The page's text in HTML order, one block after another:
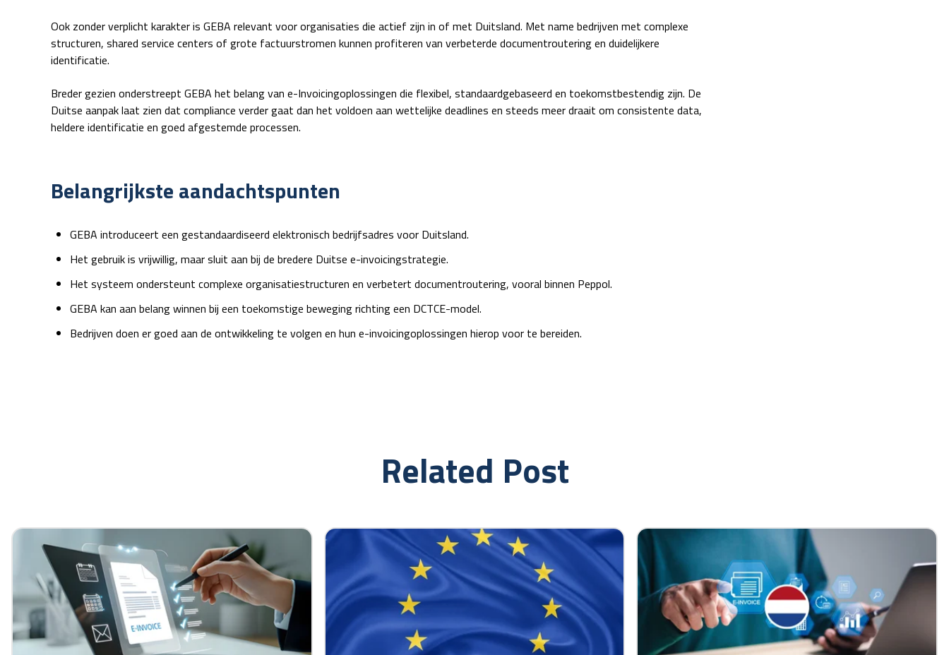
Ook zonder verplicht karakter is GEBA relevant voor organisaties die actief zijn in of met Duitsland. Met name bedrijven met complexe
structuren, shared service centers of grote factuurstromen kunnen profiteren van verbeterde documentroutering en duidelijkere
identificatie.
Breder gezien onderstreept GEBA het belang van e-Invoicingoplossingen die flexibel, standaardgebaseerd en toekomstbestendig zijn. De
Duitse aanpak laat zien dat compliance verder gaat dan het voldoen aan wettelijke deadlines en steeds meer draait om consistente data,
heldere identificatie en goed afgestemde processen.
Belangrijkste aandachtspunten
GEBA introduceert een gestandaardiseerd elektronisch bedrijfsadres voor Duitsland.
Het gebruik is vrijwillig, maar sluit aan bij de bredere Duitse e-invoicingstrategie.
Het systeem ondersteunt complexe organisatiestructuren en verbetert documentroutering, vooral binnen Peppol.
GEBA kan aan belang winnen bij een toekomstige beweging richting een DCTCE-model.
Bedrijven doen er goed aan de ontwikkeling te volgen en hun e-invoicingoplossingen hierop voor te bereiden.
Related Post